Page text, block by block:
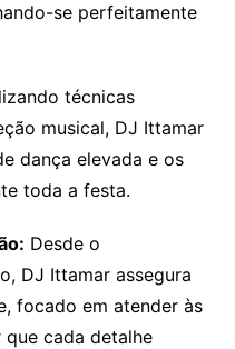
se perfeitamente
técnicas
musical, DJ Ittamar
dança elevada e os
toda a festa.
Desde o
DJ Ittamar assegura
focado em atender às
cada detalhe